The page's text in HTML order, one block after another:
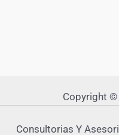
Copyright ©
Consultorias Y